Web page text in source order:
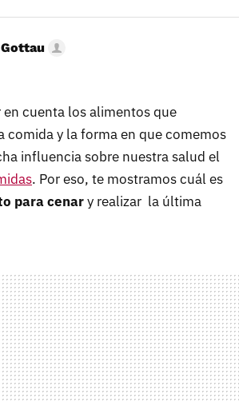
en cuenta los alimentos que
comida y la forma en que comemos
influencia sobre nuestra salud el
. Por eso, te mostramos cuál es
para cenary realizar la última